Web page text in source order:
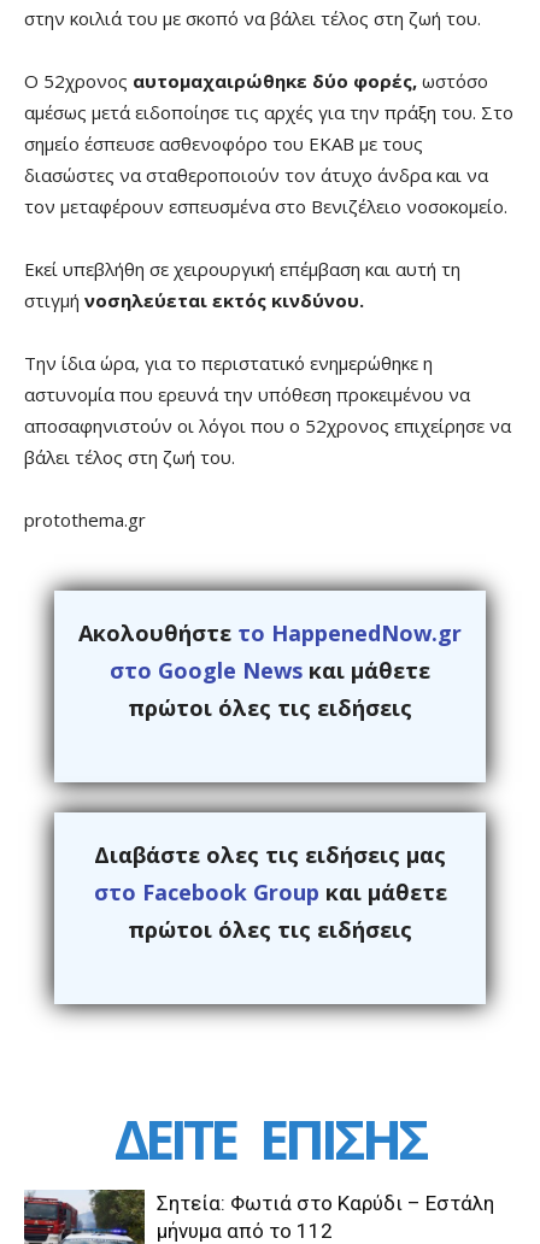
στην κοιλιά του με σκοπό να βάλει τέλος στη ζωή του.
Ο 52χρονος αυτομαχαιρώθηκε δύο φορές, ωστόσο
αμέσως μετά ειδοποίησε τις αρχές για την πράξη του. Στο
σημείο έσπευσε ασθενοφόρο του ΕΚΑΒ με τους
διασώστες να σταθεροποιούν τον άτυχο άνδρα και να
τον μεταφέρουν εσπευσμένα στο Βενιζέλειο νοσοκομείο.
Εκεί υπεβλήθη σε χειρουργική επέμβαση και αυτή τη
στιγμή νοσηλεύεται εκτός κινδύνου.
Την ίδια ώρα, για το περιστατικό ενημερώθηκε η
αστυνομία που ερευνά την υπόθεση προκειμένου να
αποσαφηνιστούν οι λόγοι που ο 52χρονος επιχείρησε να
βάλει τέλος στη ζωή του.
protothema.gr
Ακολουθήστε το HappenedNow.gr
στο Google News και μάθετε
πρώτοι όλες τις ειδήσεις
Διαβάστε ολες τις ειδήσεις μας
στο Facebook Group και μάθετε
πρώτοι όλες τις ειδήσεις
ΔΕΙΤΕ ΕΠΙΣΗΣ
Σητεία: Φωτιά στο Καρύδι – Εστάλη
μήνυμα από το 112